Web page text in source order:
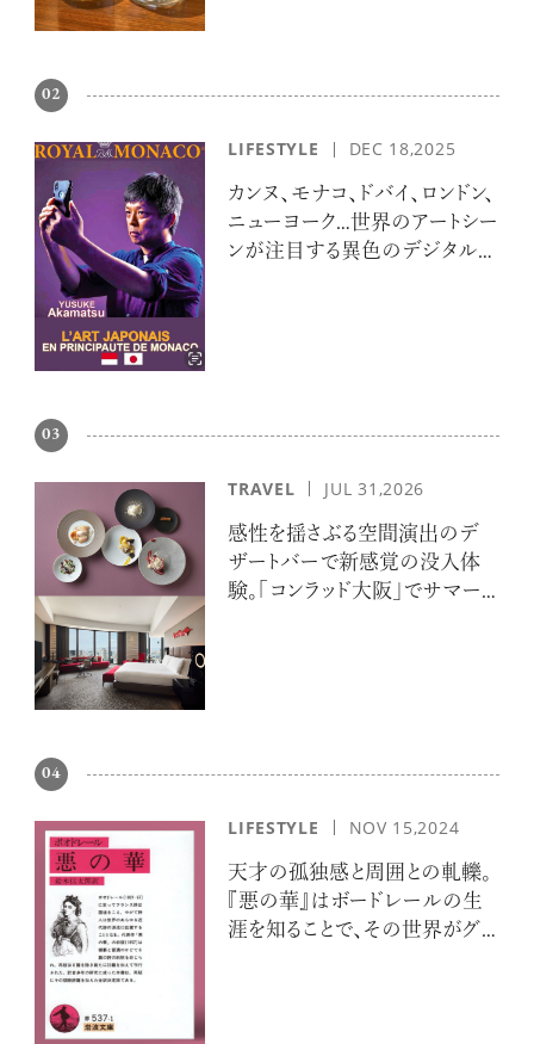
02
LIFESTYLE DEC 18,2025
カンヌ、モナコ、ドバイ、ロンドン、
ニューヨーク…世界のアートシー
ンが注目する異色のデジタルア
03
TRAVEL JUL 31,2026
感性を揺さぶる空間演出のデ
ザートバーで新感覚の没入体
験。「コンラッド大阪」でサマー
04
LIFESTYLE NOV 15,2024
天才の孤独感と周囲との軋轢。
『悪の華』はボードレールの生
涯を知ることで、その世界がグッ